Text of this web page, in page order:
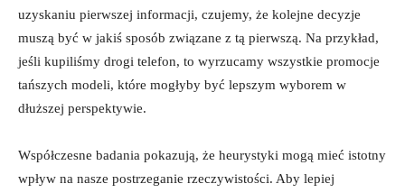
uzyskaniu pierwszej informacji, czujemy, że kolejne decyzje
muszą być w jakiś sposób związane z tą pierwszą. Na przykład,
jeśli kupiliśmy drogi telefon, to wyrzucamy wszystkie promocje
tańszych modeli, które mogłyby być lepszym wyborem w
dłuższej perspektywie.
Współczesne badania pokazują, że heurystyki mogą mieć istotny
wpływ na nasze postrzeganie rzeczywistości. Aby lepiej